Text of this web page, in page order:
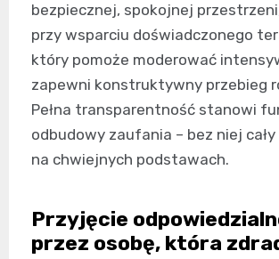
bezpiecznej, spokojnej
przy wsparciu doświadczonego
który pomoże moderować
zapewni konstruktywny przebieg
Pełna transparentność stanowi
odbudowy zaufania – bez niej
na chwiejnych podstawach.
Przyjęcie
przez osobę, która